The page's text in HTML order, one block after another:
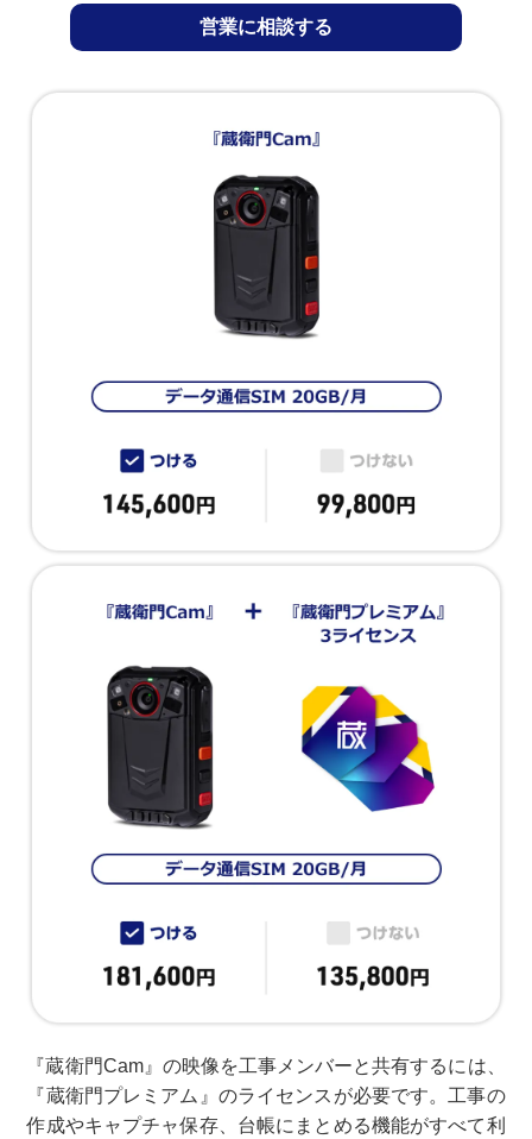
営業に相談する
『蔵衛門Cam』の映像を工事メンバーと共有するには、
『蔵衛門プレミアム』のライセンスが必要です。工事の
作成やキャプチャ保存、台帳にまとめる機能がすべて利